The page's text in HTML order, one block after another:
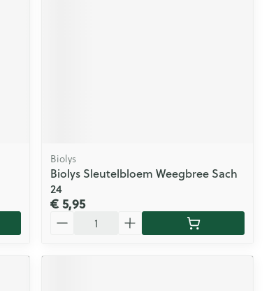
Biolys
Biolys Sleutelbloem Weegbree Sach
24
€ 5,95